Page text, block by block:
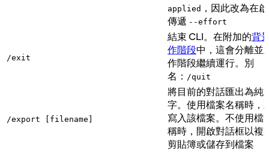
applied ，因此改為在
傳遞 --effort
/exit
結束 CLI。在附加的背
作階段中，這會分離並
作階段繼續運行。別
名： /quit
/export [filename]
將目前的對話匯出為純
字。使用檔案名稱時，
寫入該檔案。不使用檔
稱時，開啟對話框以複
剪貼簿或儲存到檔案